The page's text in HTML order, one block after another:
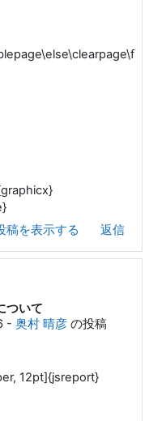
稿を表示する 返信
ついて
- 奥村 晴彦の投稿
12pt]{jsreport}